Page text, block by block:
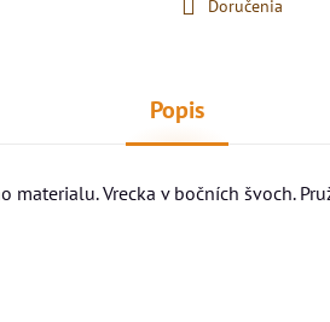
Doručenia
Popis
Vrecka v bočních švoch.